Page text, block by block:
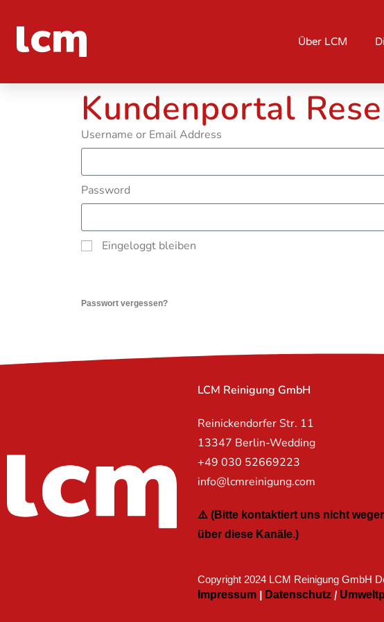
Über LCM
Kundenportal
Username or Email Address
Password
Eingeloggt bleiben
Passwort vergessen?
LCM Reinigung GmbH
Reinickendorfer Str. 11
13347 Berlin-Wedding
+49 030 52669223
info@lcmreinigung.com
⚠️ (Bitte kontaktiert uns nicht
über diese Kanäle.)
Copyright 2024 LCM Reinigung GmbH
Impressum | Datenschutz |